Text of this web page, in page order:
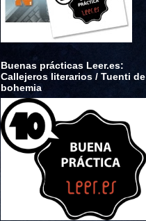
Buenas prácticas Leer.es:
Callejeros literarios / Tuenti de
bohemia